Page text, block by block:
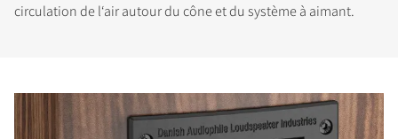
circulation de l‘air autour du cône et du système à aimant.